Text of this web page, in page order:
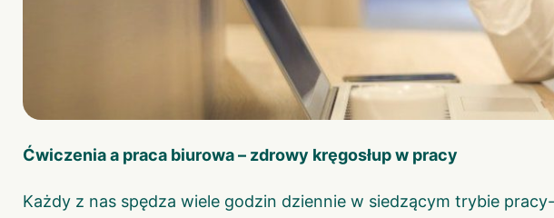
Ćwiczenia a praca biurowa – zdrowy kręgosłup w pracy
Każdy z nas spędza wiele godzin dziennie w siedzącym trybie